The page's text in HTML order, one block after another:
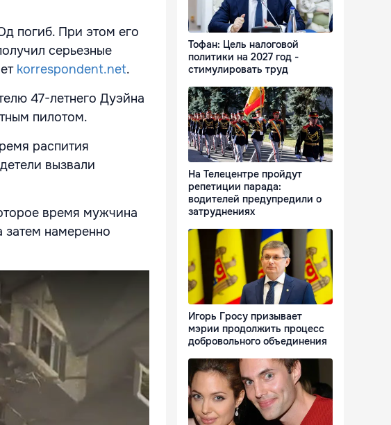
погиб. При этом его
серьезные
korrespondent.net.
47-летнего Дуэйна
пилотом.
распития
вызвали
время мужчина
затем намеренно
Тофан: Цель налоговой
политики на 2027 год -
стимулировать труд
На Телецентре пройдут
репетиции парада:
водителей предупредили о
затруднениях
Игорь Гросу призывает
мэрии продолжить процесс
добровольного объединения